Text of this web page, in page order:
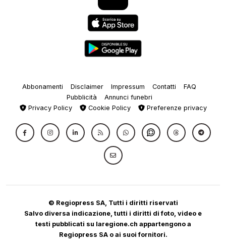
Abbonamenti Disclaimer Impressum Contatti
FAQ
Pubblicità
Annunci funebri
Privacy Policy
Cookie Policy Preferenze privacy
© Regiopress SA, Tutti i diritti riservati
Salvo diversa indicazione, tutti i diritti di foto, video e
testi pubblicati su laregione.ch appartengono a
Regiopress SA o ai suoi fornitori.